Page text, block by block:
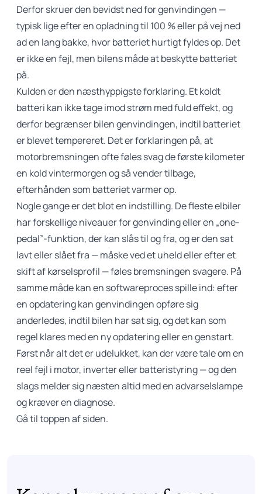
Derfor skruer den bevidst ned for genvindingen —
typisk lige efter en opladning til 100 % eller på vej ned
ad en lang bakke, hvor batteriet hurtigt fyldes op. Det
er ikke en fejl, men bilens måde at beskytte batteriet
på.
Kulden er den næsthyppigste forklaring. Et koldt
batteri kan ikke tage imod strøm med fuld effekt, og
derfor begrænser bilen genvindingen, indtil batteriet
er blevet tempereret. Det er forklaringen på, at
motorbremsningen ofte føles svag de første kilometer
en kold vintermorgen og så vender tilbage,
efterhånden som batteriet varmer op.
Nogle gange er det blot en indstilling. De fleste elbiler
har forskellige niveauer for genvinding eller en „one-
pedal”-funktion, der kan slås til og fra, og er den sat
lavt eller slået fra — måske ved et uheld eller efter et
skift af kørselsprofil — føles bremsningen svagere. På
samme måde kan en softwareproces spille ind: efter
en opdatering kan genvindingen opføre sig
anderledes, indtil bilen har sat sig, og det kan som
regel klares med en ny opdatering eller en genstart.
Først når alt det er udelukket, kan der være tale om en
reel fejl i motor, inverter eller batteristyring — og den
slags melder sig næsten altid med en advarselslampe
og kræver en diagnose.
Gå til toppen af siden.